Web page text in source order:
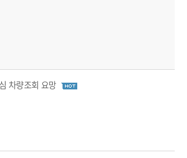
차량조회 요망